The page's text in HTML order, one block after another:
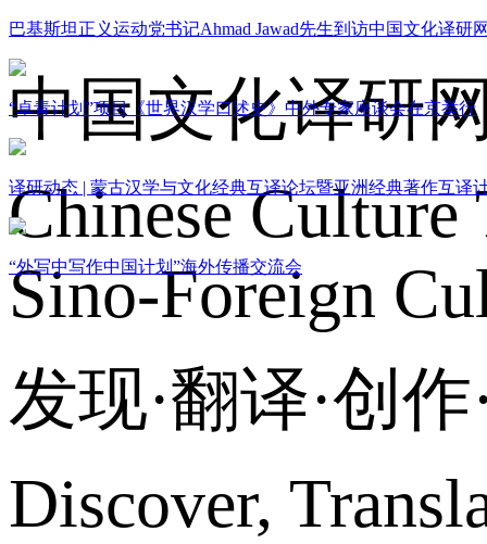
巴基斯坦正义运动党书记Ahmad Jawad先生到访中国文化译研
“卓青计划”项目《世界汉学口述史》中外专家座谈会在京举行
译研动态 | 蒙古汉学与文化经典互译论坛暨亚洲经典著作互译
“外写中写作中国计划”海外传播交流会
中国文化译研
Chinese
Sino-Foreign
发现·翻译·创
Discover,